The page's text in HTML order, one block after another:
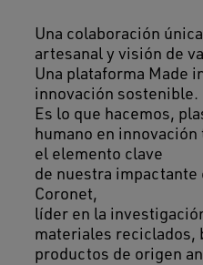
Una colaboración
artesanal y visión de
Una plataforma Made
innovación sostenible.
Es lo que hacemos,
humano en
el elemento clave
de nuestra impactante
Coronet,
líder en la
materiales reciclados,
productos de origen